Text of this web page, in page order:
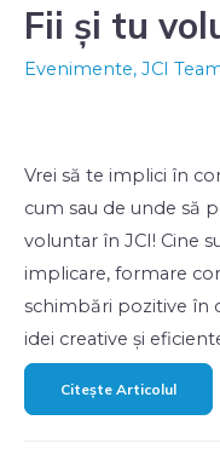
Fii și tu
Evenimente, JCI
Vrei să te implici în
cum sau de unde să
voluntar în JCI! Cine
implicare, formare
schimbări pozitive în
idei creative și
Citește Articolul